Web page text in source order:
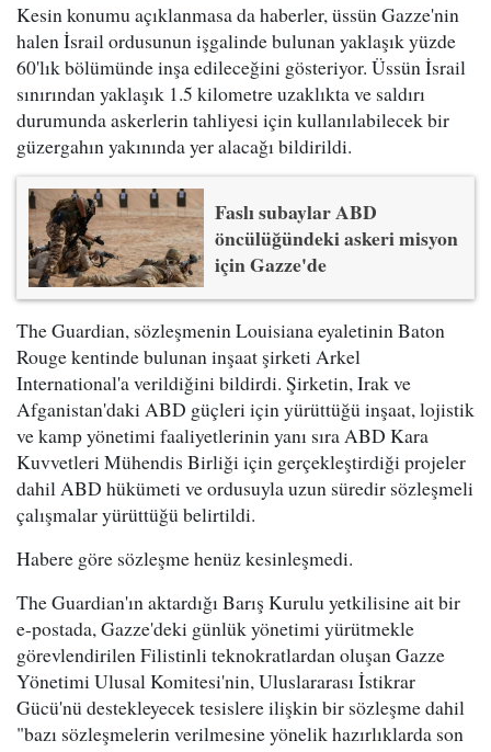
Kesin konumu açıklanmasa da haberler, üssün Gazze'nin
halen İsrail ordusunun işgalinde bulunan yaklaşık yüzde
60'lık bölümünde inşa edileceğini gösteriyor. Üssün İsrail
sınırından yaklaşık 1.5 kilometre uzaklıkta ve saldırı
durumunda askerlerin tahliyesi için kullanılabilecek bir
güzergahın yakınında yer alacağı bildirildi.
Faslı subaylar ABD
öncülüğündeki askeri misyon
için Gazze'de
The Guardian, sözleşmenin Louisiana eyaletinin Baton
Rouge kentinde bulunan inşaat şirketi Arkel
International'a verildiğini bildirdi. Şirketin, Irak ve
Afganistan'daki ABD güçleri için yürüttüğü inşaat, lojistik
ve kamp yönetimi faaliyetlerinin yanı sıra ABD Kara
Kuvvetleri Mühendis Birliği için gerçekleştirdiği projeler
dahil ABD hükümeti ve ordusuyla uzun süredir sözleşmeli
çalışmalar yürüttüğü belirtildi.
Habere göre sözleşme henüz kesinleşmedi.
The Guardian'ın aktardığı Barış Kurulu yetkilisine ait bir
e-postada, Gazze'deki günlük yönetimi yürütmekle
görevlendirilen Filistinli teknokratlardan oluşan Gazze
Yönetimi Ulusal Komitesi'nin, Uluslararası İstikrar
Gücü'nü destekleyecek tesislere ilişkin bir sözleşme dahil
"bazı sözleşmelerin verilmesine yönelik hazırlıklarda son